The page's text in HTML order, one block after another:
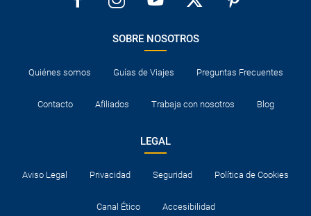
SOBRE NOSOTROS
Quiénes somos Guías de Viajes Preguntas Frecuentes
Contacto Afiliados Trabaja con nosotros Blog
LEGAL
Aviso Legal Privacidad Seguridad Política de Cookies
Canal Ético Accesibilidad